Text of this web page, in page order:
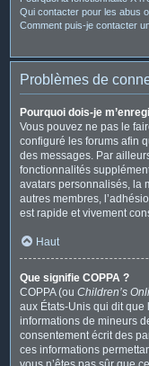
Qui contacter pour les abus
Comment puis-je contacter
Problèmes de
Pourquoi dois-je
Vous pouvez ne pas le
configuré les forums afin
des messages. Par
fonctionnalités
avatars personnalisés, la
autres membres,
est rapide et vivement
Haut
Que signifie COPPA ?
COPPA (ou Children’s
aux États-Unis qui dit
informations de mineurs
consentement écrit des
ces informations